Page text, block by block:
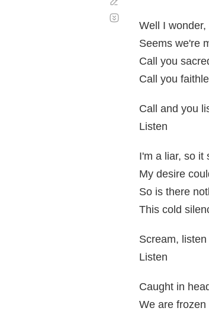
Well I
Seems we're
Call you
Call you
Call and you
Listen
I'm a liar, so it
My desire
So is there
This cold
Scream, listen
Listen
Caught in
We are
automático